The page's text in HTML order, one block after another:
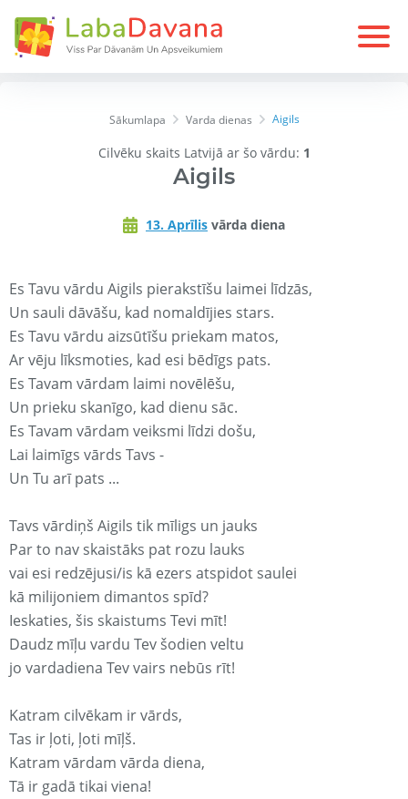
Sākumlapa Varda dienas Aigils
Cilvēku skaits Latvijā ar šo vārdu: 1
Aigils
13. Aprīlis vārda diena
Es Tavu vārdu Aigils pierakstīšu laimei līdzās,
Un sauli dāvāšu, kad nomaldījies stars.
Es Tavu vārdu aizsūtīšu priekam matos,
Ar vēju līksmoties, kad esi bēdīgs pats.
Es Tavam vārdam laimi novēlēšu,
Un prieku skanīgo, kad dienu sāc.
Es Tavam vārdam veiksmi līdzi došu,
Lai laimīgs vārds Tavs -
Un Tu arī pats ...
Tavs vārdiņš Aigils tik mīligs un jauks
Par to nav skaistāks pat rozu lauks
vai esi redzējusi/is kā ezers atspidot saulei
kā milijoniem dimantos spīd?
Ieskaties, šis skaistums Tevi mīt!
Daudz mīļu vardu Tev šodien veltu
jo vardadiena Tev vairs nebūs rīt!
Katram cilvēkam ir vārds,
Tas ir ļoti, ļoti mīļš.
Katram vārdam vārda diena,
Tā ir gadā tikai viena!